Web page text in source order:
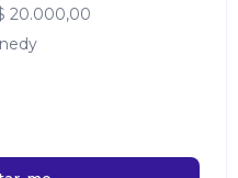
20.000,00